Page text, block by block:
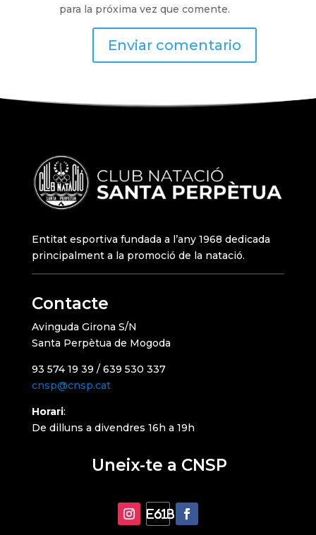
para la próxima vez que comente.
Entitat esportiva fundada a l’any 1968 dedicada
principalment a la promoció de la natació.
Contacte
Avinguda Girona S/N
Santa Perpètua de Mogoda
93 574 19 39 / 639 530 337
cnsp@cnsp.cat
Horari:
De dilluns a divendres 16h a 19h
Uneix-te a CNSP